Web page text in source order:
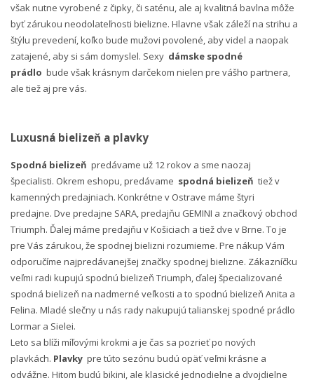
však nutne vyrobené z čipky, či saténu, ale aj kvalitná bavlna môže
byť zárukou neodolateľnosti bielizne. Hlavne však záleží na strihu a
štýlu prevedení, koľko bude mužovi povolené, aby videl a naopak
zatajené, aby si sám domyslel. Sexy dámske spodné
prádlo bude však krásnym darčekom nielen pre vášho partnera,
ale tiež aj pre vás.
Luxusná bielizeň a plavky
Spodná bielizeň predávame už 12 rokov a sme naozaj
špecialisti. Okrem eshopu, predávame spodná bielizeň tiež v
kamenných predajniach. Konkrétne v Ostrave máme štyri
predajne. Dve predajne SARA, predajňu GEMINI a značkový obchod
Triumph. Ďalej máme predajňu v Košiciach a tiež dve v Brne. To je
pre Vás zárukou, že spodnej bielizni rozumieme. Pre nákup Vám
odporučíme najpredávanejšej značky spodnej bielizne. Zákazníčku
veľmi radi kupujú spodnú bielizeň Triumph, ďalej špecializované
spodná bielizeň na nadmerné veľkosti a to spodnú bielizeň Anita a
Felina. Mladé slečny u nás rady nakupujú talianskej spodné prádlo
Lormar a Sielei.
Leto sa blíži míľovými krokmi a je čas sa pozrieť po nových
plavkách. Plavky pre túto sezónu budú opäť veľmi krásne a
odvážne. Hitom budú bikini, ale klasické jednodielne a dvojdielne